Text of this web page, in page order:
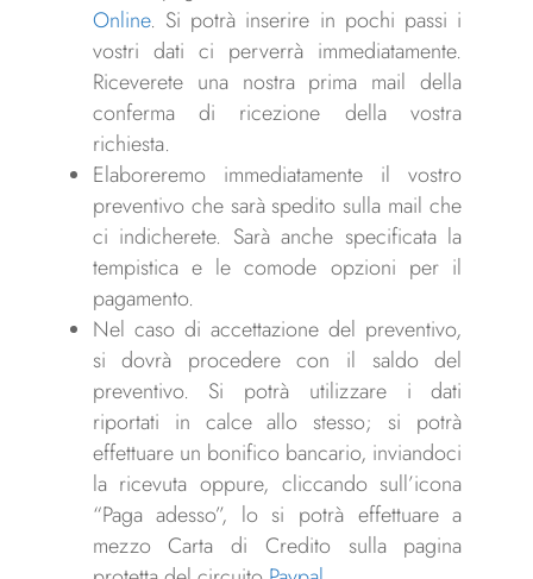
Online. Si potrà inserire in pochi passi i
vostri dati ci perverrà immediatamente.
Riceverete una nostra prima mail della
conferma di ricezione della vostra
richiesta.
Elaboreremo immediatamente il vostro
preventivo che sarà spedito sulla mail che
ci indicherete. Sarà anche specificata la
tempistica e le comode opzioni per il
pagamento.
Nel caso di accettazione del preventivo,
si dovrà procedere con il saldo del
preventivo. Si potrà utilizzare i dati
riportati in calce allo stesso; si potrà
effettuare un bonifico bancario, inviandoci
la ricevuta oppure, cliccando sull’icona
“Paga adesso”, lo si potrà effettuare a
mezzo Carta di Credito sulla pagina